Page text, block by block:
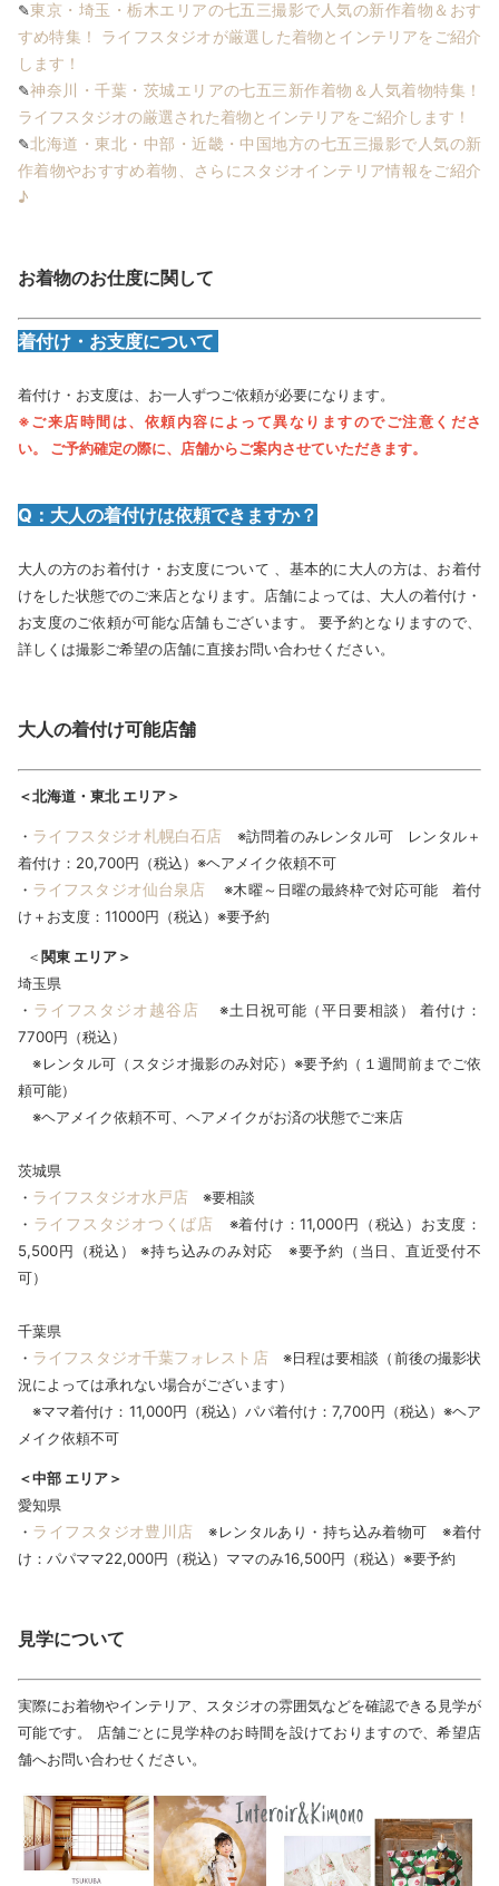
✎東京・埼玉・栃木エリアの七五三撮影で人気の新作着物＆おす
すめ特集！ ライフスタジオが厳選した着物とインテリアをご紹介
します！
✎神奈川・千葉・茨城エリアの七五三新作着物＆人気着物特集！
ライフスタジオの厳選された着物とインテリアをご紹介します！
✎北海道・東北・中部・近畿・中国地方の七五三撮影で人気の新
作着物やおすすめ着物、さらにスタジオインテリア情報をご紹介
♪
お着物のお仕度に関して
着付け・お支度について
着付け・お支度は、お一人ずつご依頼が必要になります。
※ご来店時間は、依頼内容によって異なりますのでご注意くださ
い。 ご予約確定の際に、店舗からご案内させていただきます。
Q：大人の着付けは依頼できますか？
大人の方のお着付け・お支度について 、基本的に大人の方は、お着付
けをした状態でのご来店となります。店舗によっては、大人の着付け・
お支度のご依頼が可能な店舗もございます。 要予約となりますので、
詳しくは撮影ご希望の店舗に直接お問い合わせください。
大人の着付け可能店舗
＜北海道・東北 エリア＞
・ ライフスタジオ札幌白石店
※訪問着のみレンタル可 レンタル＋
着付け：20,700円（税込）※ヘアメイク依頼不可
・ ライフスタジオ仙台泉店 ※木曜～日曜の最終枠で対応可能 着付
け＋お支度：11000円（税込）※要予約
＜ 関東 エリア＞
埼玉県
・ ライフスタジオ越谷店
※土日祝可能（平日要相談） 着付け：
7700円（税込）
※レンタル可（スタジオ撮影のみ対応）※要予約（１週間前までご依
頼可能）
※ヘアメイク依頼不可、ヘアメイクがお済の状態でご来店
茨城県
・ ライフスタジオ水戸店 ※要相談
・ ライフスタジオつくば店
※着付け：11,000円（税込）お支度：
5,500円（税込） ※持ち込みのみ対応 ※要予約（当日、直近受付不
可）
千葉県
・ ライフスタジオ千葉フォレスト店 ※日程は要相談（前後の撮影状
況によっては承れない場合がございます）
※ママ着付け：11,000円（税込）パパ着付け：7,700円（税込）※ヘア
メイク依頼不可
＜中部 エリア＞
愛知県
・ ライフスタジオ豊川店
※レンタルあり・持ち込み着物可 ※着付
け：パパママ22,000円（税込）ママのみ16,500円（税込）※要予約
見学について
実際にお着物やインテリア、スタジオの雰囲気などを確認できる見学が
可能です。 店舗ごとに見学枠のお時間を設けておりますので、希望店
舗へお問い合わせください。